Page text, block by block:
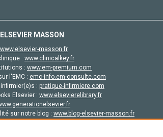
MASSON
www.elsevier-masson.fr
: www.clinicalkey.fr
: www.em-premium.com
l'EMC : emc-info.em-consulte.com
: pratique-infirmiere.com
Elsevier : www.elsevierelibrary.fr
sur notre blog : www.blog-elsevier-masson.fr